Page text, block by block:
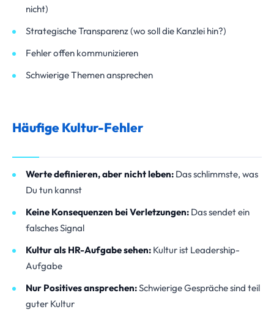
nicht)
Strategische Transparenz (wo soll die Kanzlei hin?)
Fehler offen kommunizieren
Schwierige Themen ansprechen
Häufige Kultur-Fehler
Werte definieren, aber nicht leben: Das schlimmste, was
Du tun kannst
Keine Konsequenzen bei Verletzungen: Das sendet ein
falsches Signal
Kultur als HR-Aufgabe sehen: Kultur ist Leadership-
Aufgabe
Nur Positives ansprechen:Schwierige Gespräche sind teil
guter Kultur